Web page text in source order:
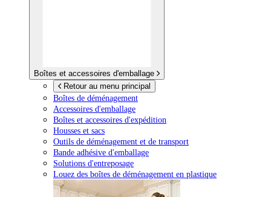
Boîtes et accessoires d'emballage
Retour au menu principal
Boîtes de déménagement
Accessoires d'emballage
Boîtes et accessoires d'expédition
Housses et sacs
Outils de déménagement et de transport
Bande adhésive d'emballage
Solutions d'entreposage
Louez des boîtes de déménagement en plastique